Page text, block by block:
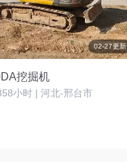
02-27更新
挖掘机
小时 | 河北-邢台市